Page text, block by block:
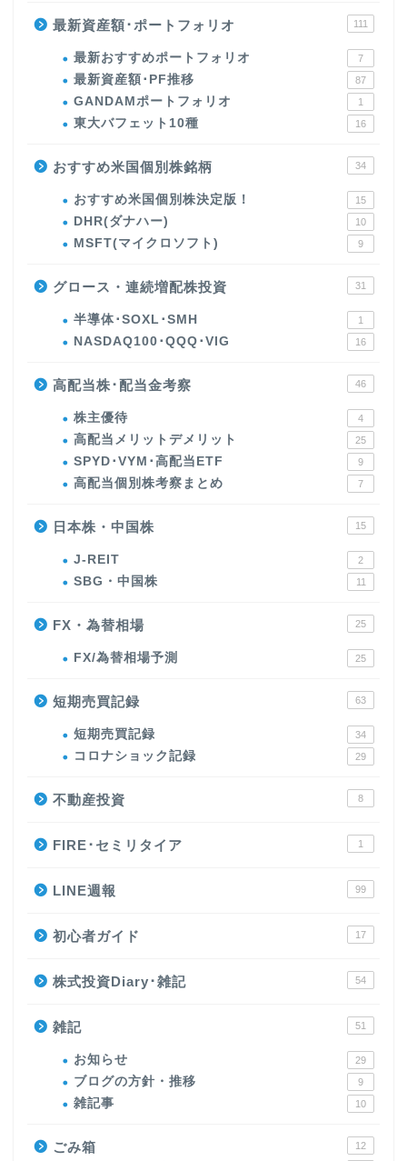
最新資産額･ポートフォリオ 111
最新おすすめポートフォリオ 7
最新資産額･PF推移 87
GANDAMポートフォリオ 1
東大バフェット10種 16
おすすめ米国個別株銘柄 34
おすすめ米国個別株決定版！ 15
DHR(ダナハー) 10
MSFT(マイクロソフト) 9
グロース・連続増配株投資 31
半導体･SOXL･SMH 1
NASDAQ100･QQQ･VIG 16
高配当株･配当金考察 46
株主優待 4
高配当メリットデメリット 25
SPYD･VYM･高配当ETF 9
高配当個別株考察まとめ 7
日本株・中国株 15
J-REIT 2
SBG・中国株 11
FX・為替相場 25
FX/為替相場予測 25
短期売買記録 63
短期売買記録 34
コロナショック記録 29
不動産投資 8
FIRE･セミリタイア 1
LINE週報 99
初心者ガイド 17
株式投資Diary･雑記 54
雑記 51
お知らせ 29
ブログの方針・推移 9
雑記事 10
ごみ箱 12